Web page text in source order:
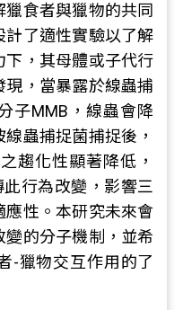
食者與獵物的共同
計了適性實驗以了解
，其母體或子代行
，當暴露於線蟲捕
子MMB，線蟲會降
蟲捕捉菌捕捉後，
趨化性顯著降低，
行為改變，影響三
性。本研究未來會
的分子機制，並希
-獵物交互作用的了